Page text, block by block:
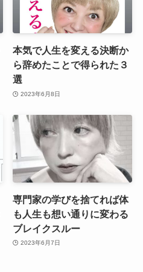
本気で人生を変える決断か
ら辞めたことで得られた３
選
2023年6月8日
専門家の学びを捨てれば体
も人生も想い通りに変わる
ブレイクスルー
2023年6月7日